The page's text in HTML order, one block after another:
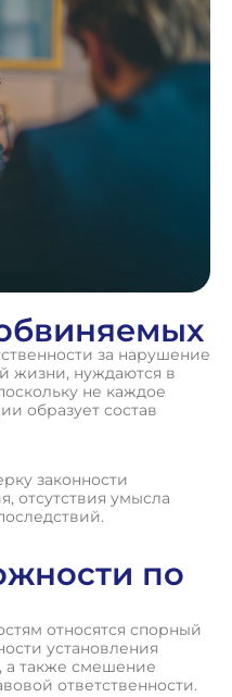
за нарушение
жизни, нуждаются в
не каждое
образует состав
законности
отсутствия умысла
по
относятся спорный
установления
а также смешение
ответственности.